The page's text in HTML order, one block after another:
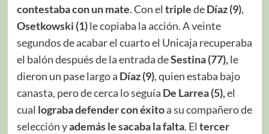
contestaba con un mate. Con el tripledeDíaz (9),
Osetkowski (1)le copiaba la acción. A veinte
segundos de acabar el cuarto el Unicaja recuperaba
el balón después de la entrada deSestina (77),le
dieron un pase largo a Díaz (9), quien estaba bajo
canasta, pero de cerca lo seguía De Larrea (5),el
cual lograba defender con éxitoa su compañero de
selección yademás le sacaba la falta. El tercer